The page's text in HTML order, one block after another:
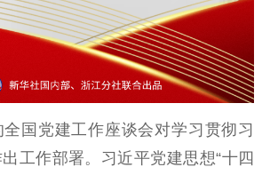
对外宣传
新闻发布
之家
品牌栏目
文化文艺
文化惠民
文化传承
体制改革
文化产业
党建工作座谈会对学习贯彻习
工作部署。习近平党建思想“十四